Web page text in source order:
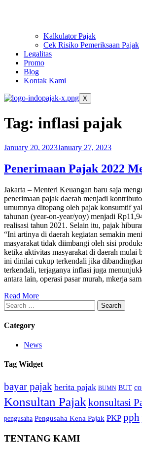
Kalkulator Pajak
Cek Risiko Pemeriksaan Pajak
Legalitas
Promo
Blog
Kontak Kami
X
Tag: inflasi pajak
January 20, 2023January 27, 2023
Penerimaan Pajak 2022
Jakarta – Menteri Keuangan baru saja
penerimaan pajak daerah menjadi
umumnya ditopang oleh pajak konsumtif
tahunan (year-on-year/yoy) menjadi
realisasi tahun 2021. Selain itu, pajak
“Ini artinya di daerah kegiatan semakin
masyarakat tidak diimbangi oleh sisi
ketika aktivitas masyarakat di daerah mulai
ini dinilai cukup terkendali jika
terkendali, terjaganya inflasi juga
antara lain, operasi pasar murah, mkerja
Read More
Search
for:
Category
News
Tag Widget
bayar pajak berita pajak BUMN BUT
Konsultan Pajak konsultasi
pengusaha Pengusaha Kena Pajak PKP pph
TENTANG KAMI